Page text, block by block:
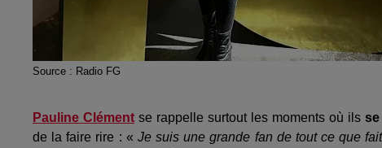
Source : Radio FG
Pauline Clément se rappelle surtout les moments où ils
de la faire rire : « Je suis une grande fan de tout ce que fait